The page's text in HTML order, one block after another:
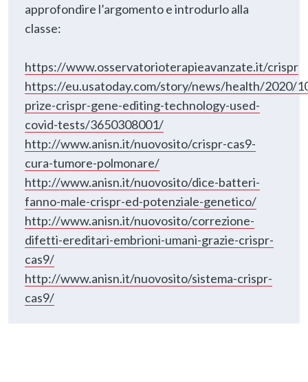
approfondire l’argomento e introdurlo alla
classe:
https://www.osservatorioterapieavanzate.it/crispr
https://eu.usatoday.com/story/news/health/2020/
prize-crispr-gene-editing-technology-used-
covid-tests/3650308001/
http://www.anisn.it/nuovosito/crispr-cas9-
cura-tumore-polmonare/
http://www.anisn.it/nuovosito/dice-batteri-
fanno-male-crispr-ed-potenziale-genetico/
http://www.anisn.it/nuovosito/correzione-
difetti-ereditari-embrioni-umani-grazie-crispr-
cas9/
http://www.anisn.it/nuovosito/sistema-crispr-
cas9/